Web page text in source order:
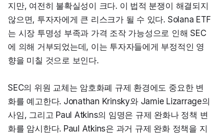
지만, 여전히 불확실성이 크다. 이 법적 분쟁이 해결되지
않으면, 투자자에게 큰 리스크가 될 수 있다. Solana ETF
는 시장 투명성 부족과 가격 조작 가능성으로 인해 SEC
에 의해 거부되었는데, 이는 투자자들에게 부정적인 영
향을 미칠 것으로 보인다.
SEC의 위원 교체는 암호화폐 규제 환경에도 중요한 변
화를 예고한다. Jonathan Krinsky와 Jamie Lizarrage의
사임, 그리고 Paul Atkins의 임명은 규제 완화나 정책 변
화를 암시한다. Paul Atkins은 과거 규제 완화 정책을 지